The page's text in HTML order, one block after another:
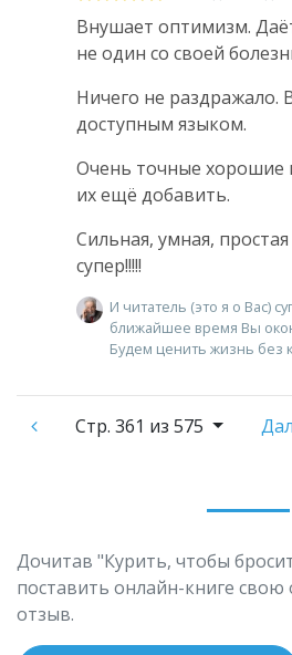
Внушает оптимизм.
не один со своей
Ничего не раздражало.
доступным языком.
Очень точные
их ещё добавить.
Сильная, умная,
супер!!!!!
И читатель (это я о Вас)
ближайшее время Вы
Будем ценить жизнь без
Стр. 361 из 575
Дочитав "Курить, чтобы
поставить онлайн-книге свою
отзыв.